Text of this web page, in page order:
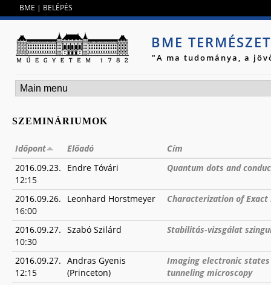
BME | BELÉPÉS
BME
"A ma tudománya, a
SZEMINÁRIUMOK
Időpont Előadó
Cím
2016.09.23.
12:15
Endre Tóvári Quantum dots and
2016.09.26.
16:00
Leonhard Horstmeyer Characterization of
2016.09.27.
10:30
Szabó Szilárd Stabilitás-⁠vizsgálat
2016.09.27.
12:15
Andras Gyenis
(Princeton)
Imaging electronic
tunneling microscopy